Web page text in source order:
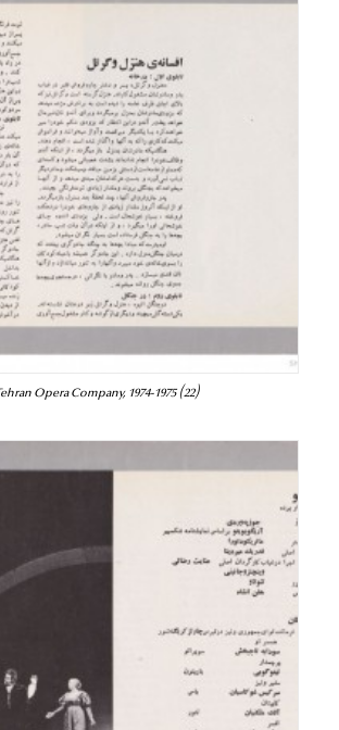
Opera Company, 1974-1975 (22)